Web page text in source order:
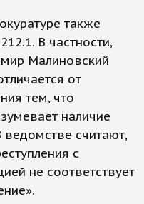
также
В частности,
Малиновский
от
тем, что
наличие
считают,
с
не соответствует